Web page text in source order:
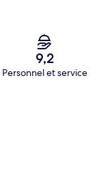
9,2
Personnel et service